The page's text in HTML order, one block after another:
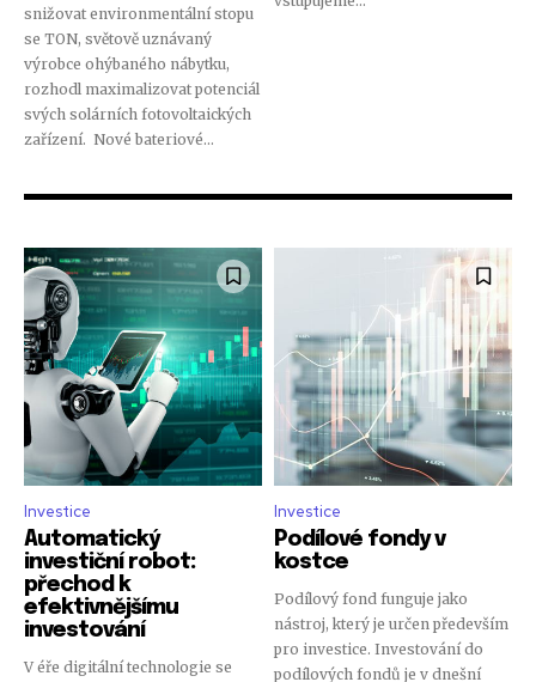
snižovat environmentální stopu
se TON, světově uznávaný
výrobce ohýbaného nábytku,
rozhodl maximalizovat potenciál
svých solárních fotovoltaických
zařízení. Nové bateriové...
Investice
Automatický
investiční robot:
přechod k
efektivnějšímu
investování
V éře digitální technologie se
Investice
Podílové fondy v
kostce
Podílový fond funguje jako
nástroj, který je určen především
pro investice. Investování do
podílových fondů je v dnešní